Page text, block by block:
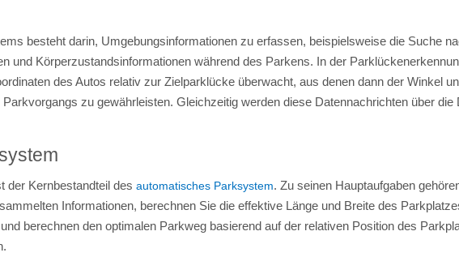
besteht darin, Umgebungsinformationen zu erfassen, beispielsweise die Suche
und Körperzustandsinformationen während des Parkens. In der
des Autos relativ zur Zielparklücke überwacht, aus denen dann der Winkel
zu gewährleisten. Gleichzeitig werden diese Datennachrichten über
der Kernbestandteil des automatisches Parksystem. Zu seinen Hauptaufgaben
Informationen, berechnen Sie die effektive Länge und Breite des
berechnen den optimalen Parkweg basierend auf der relativen Position des